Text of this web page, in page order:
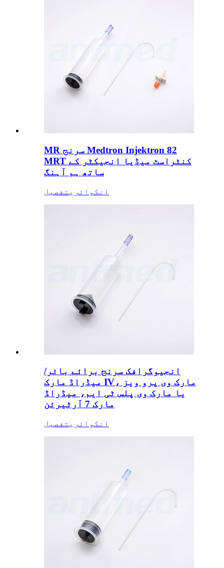
MR سرنج Medtron Injektron 82
MRT کنٹراسٹ میڈیا انجیکٹر کے
ساتھ ہم آہنگ
انکوائری تفصیل
انجیوگرافک سرنج برائے بائر/
میڈراڈ مارک IV، مارک وی پرو ویز
یا مارک وی پلس ٹی ایم، میڈراڈ
مارک 7 آرٹیرئن
انکوائری تفصیل